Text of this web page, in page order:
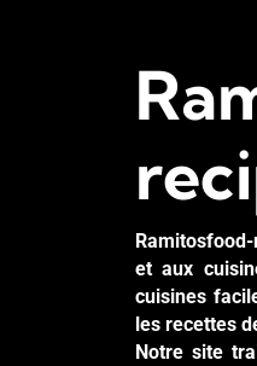
et aux
cuisines
les recettes
Notre site